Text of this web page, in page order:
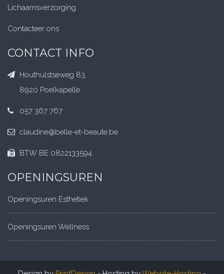
CONTACT INFO
Houthulstseweg 83,
claudine@belle-et-beaute.be
BTW BE 0822133594
OPENINGSUREN
Openingsuren Esthetiek
Openingsuren Wellness
Design byPrintDesign
Voorzien vanWebcreator